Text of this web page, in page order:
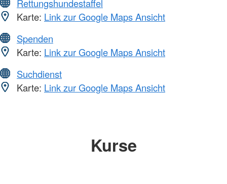
Rettungshundestaffel
Karte: Link zur Google Maps Ansicht
Spenden
Karte: Link zur Google Maps Ansicht
Suchdienst
Karte: Link zur Google Maps Ansicht
Kurse